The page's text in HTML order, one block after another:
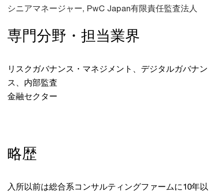
シニアマネージャー, PwC Japan有限責任監査法人
専門分野・担当業界
リスクガバナンス・マネジメント、デジタルガバナン
ス、内部監査
金融セクター
略歴
入所以前は総合系コンサルティングファームに10年以